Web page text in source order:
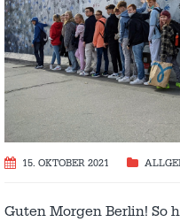
15. OKTOBER 2021
Guten Morgen Berlin! So